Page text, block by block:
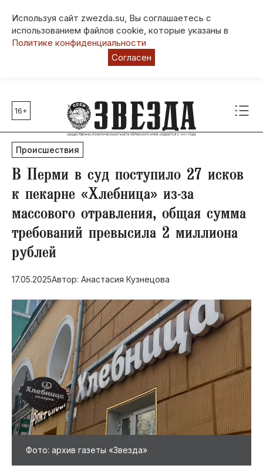
Используя сайт zwezda.su, Вы соглашаетесь с
использованием файлов cookie, которые указаны в
Политике конфиденциальности
Согласен
Главные темы
80 лет Победы
Молодежная столица РФ
СВО
Выборы в Пермском крае
Социальная поддержка
Инфраструктура
Благоустройство
16+
Происшествия
​В Перми в суд поступило 27 исков
к пекарне «Хлебница» из-за
массового отравления, общая сумма
требований превысила 2 миллиона
рублей
17.05.2025Автор: Анастасия Кузнецова
Фото: архив газеты «Звезда»